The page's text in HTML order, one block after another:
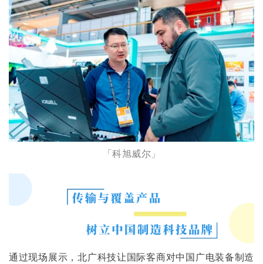
「科旭威尔」
通过现场展示，北广科技让国际客商对中国广电装备制造